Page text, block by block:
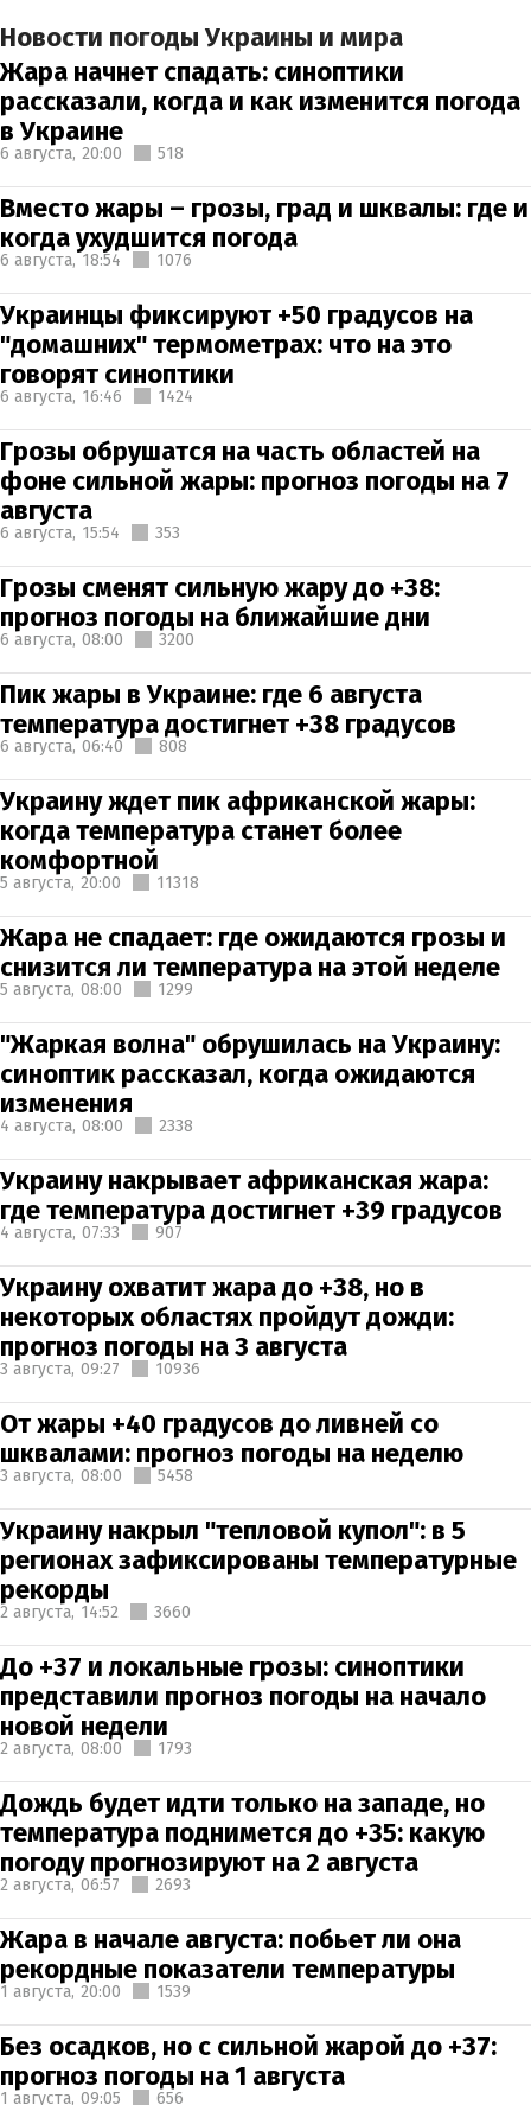
Новости погоды Украины и мира
Жара начнет спадать: синоптики
рассказали, когда и как изменится погода
в Украине
6 августа, 20:00 518
Вместо жары – грозы, град и шквалы: где и
когда ухудшится погода
6 августа, 18:54 1076
Украинцы фиксируют +50 градусов на
"домашних" термометрах: что на это
говорят синоптики
6 августа, 16:46 1424
Грозы обрушатся на часть областей на
фоне сильной жары: прогноз погоды на 7
августа
6 августа, 15:54 353
Грозы сменят сильную жару до +38:
прогноз погоды на ближайшие дни
6 августа, 08:00 3200
Пик жары в Украине: где 6 августа
температура достигнет +38 градусов
6 августа, 06:40 808
Украину ждет пик африканской жары:
когда температура станет более
комфортной
5 августа, 20:00 11318
Жара не спадает: где ожидаются грозы и
снизится ли температура на этой неделе
5 августа, 08:00 1299
"Жаркая волна" обрушилась на Украину:
синоптик рассказал, когда ожидаются
изменения
4 августа, 08:00 2338
Украину накрывает африканская жара:
где температура достигнет +39 градусов
4 августа, 07:33 907
Украину охватит жара до +38, но в
некоторых областях пройдут дожди:
прогноз погоды на 3 августа
3 августа, 09:27 10936
От жары +40 градусов до ливней со
шквалами: прогноз погоды на неделю
3 августа, 08:00 5458
Украину накрыл "тепловой купол": в 5
регионах зафиксированы температурные
рекорды
2 августа, 14:52 3660
До +37 и локальные грозы: синоптики
представили прогноз погоды на начало
новой недели
2 августа, 08:00 1793
Дождь будет идти только на западе, но
температура поднимется до +35: какую
погоду прогнозируют на 2 августа
2 августа, 06:57 2693
Жара в начале августа: побьет ли она
рекордные показатели температуры
1 августа, 20:00 1539
Без осадков, но с сильной жарой до +37:
прогноз погоды на 1 августа
1 августа, 09:05 656